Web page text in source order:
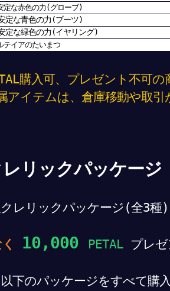
な赤色の力(グローブ)
定な青色の力(ブーツ)
定な緑色の力(イヤリング)
イアのたいまつ
購入可、プレゼント不可の
イテムは、倉庫移動や取引
リックパッケージ
レリックパッケージ(全3種
10,000 PETAL プレ
下のパッケージをすべて購